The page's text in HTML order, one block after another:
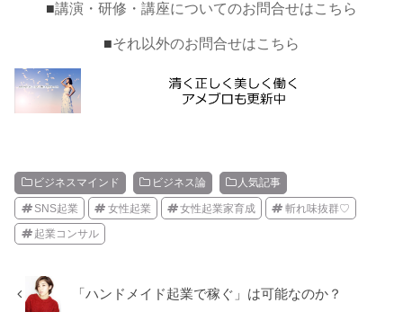
■講演・研修・講座についてのお問合せはこちら
■それ以外のお問合せはこちら
ビジネスマインド ビジネス論 人気記事
SNS起業 女性起業 女性起業家育成 斬れ味抜群♡
起業コンサル
「ハンドメイド起業で稼ぐ」は可能なのか？